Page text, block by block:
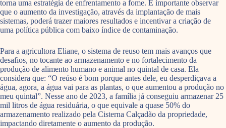
torna uma estratégia de enfrentamento a fome. É importante observar
que o aumento da investigação, através da implantação de mais
sistemas, poderá trazer maiores resultados e incentivar a criação de
uma política pública com baixo índice de contaminação.
Para a agricultora Eliane, o sistema de reuso tem mais avanços que
desafios, no tocante ao armazenamento e no fortalecimento da
produção de alimento humano e animal no quintal de casa. Ela
considera que: “O reúso é bom porque antes dele, eu desperdiçava a
água, agora, a água vai para as plantas, o que aumentou a produção no
meu quintal”. Nesse ano de 2023, a família já conseguiu armazenar 25
mil litros de água residuária, o que equivale a quase 50% do
armazenamento realizado pela Cisterna Calçadão da propriedade,
impactando diretamente o aumento da produção.